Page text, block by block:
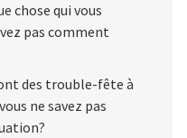
chose qui vous
pas comment
des trouble-fête à
ne savez pas